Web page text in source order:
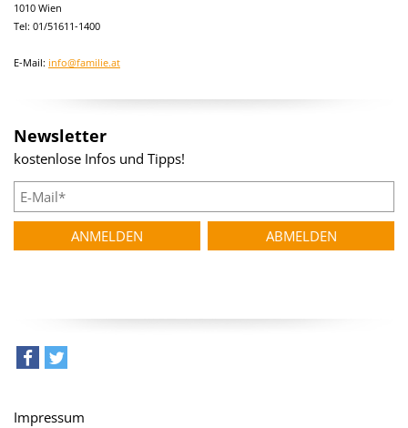
1010 Wien
Tel: 01/51611-1400
E-Mail: info@familie.at
Newsletter
kostenlose Infos und Tipps!
Impressum